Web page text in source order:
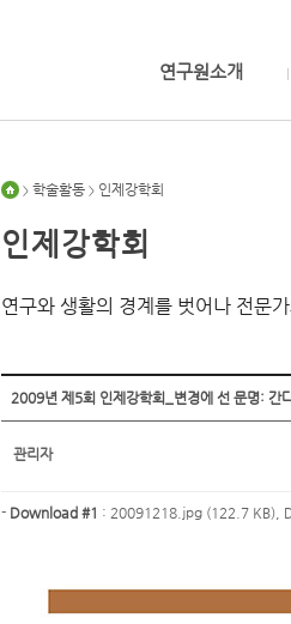
연구원소개
> 학술활동 > 인제강학회
인제강학회
연구와 생활의 경계를 벗어나 전문
2009년 제5회 인제강학회_변경에 선 문명: 간
관리자
- Download #1 : 20091218.jpg (122.7 KB) ,